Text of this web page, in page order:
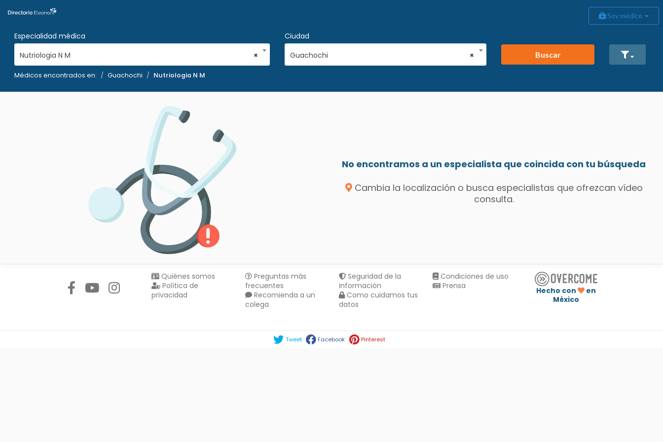
Soy médico
Especialidad médica
×
Nutriologia N M
Ciudad
×
Guachochi Buscar
Médicos encontrados en: Guachochi Nutriologia N M
No encontramos a un especialista que coincida con tu búsqueda
Cambia la localización o busca especialistas que ofrezcan vídeo
consulta.
Quiénes somos
Política de
privacidad
Preguntas más
frecuentes
Recomienda a un
colega
Seguridad de la
información
Como cuidamos tus
datos
Condiciones de uso
Prensa
Hecho con
en
México
Tweet Facebook Pinterest